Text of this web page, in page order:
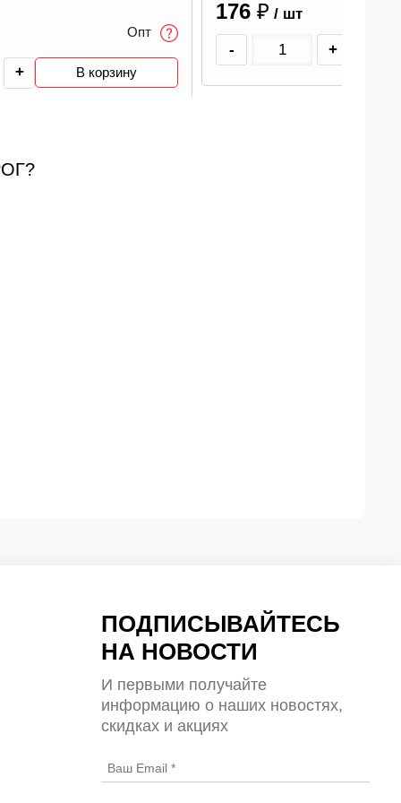
В наличии
870
ПОДПИСЫВАЙТЕСЬ
НА НОВОСТИ
И первыми получайте
информацию о наших новостях,
скидках и акциях